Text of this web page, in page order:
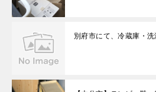
別府市にて、冷蔵庫・